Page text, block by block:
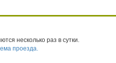
несколько раз в сутки.
проезда.